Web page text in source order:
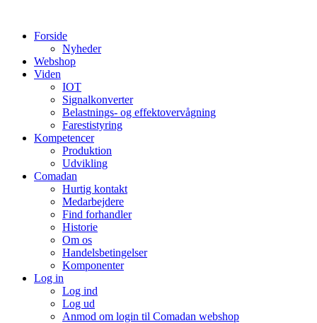
indholdForside
Nyheder
Webshop
Viden
IOT
Signalkonverter
Belastnings- og effektovervågning
Farestistyring
Kompetencer
Produktion
Udvikling
Comadan
Hurtig kontakt
Medarbejdere
Find forhandler
Historie
Om os
Handelsbetingelser
Komponenter
Log in
Log ind
Log ud
Anmod om login til Comadan webshop